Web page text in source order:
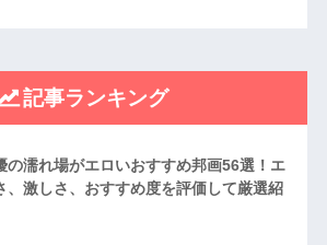
記事ランキング
の濡れ場がエロいおすすめ邦画56選！エ
、激しさ、おすすめ度を評価して厳選紹